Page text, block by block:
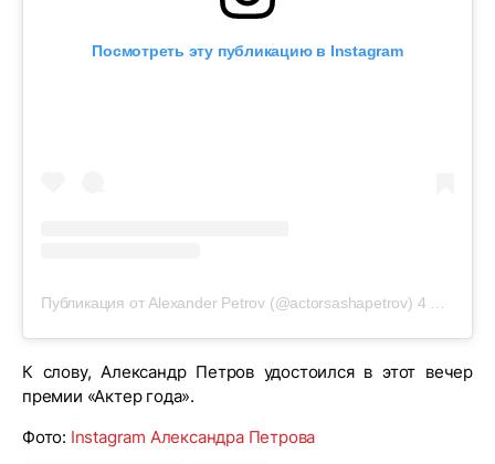
Посмотреть эту публикацию в Instagram
Публикация от Alexander Petrov (@actorsashapetrov) 4 Дек 2019 в 3:33 PST
К слову, Александр Петров удостоился в этот вечер
премии «Актер года».
Фото: Instagram Александра Петрова